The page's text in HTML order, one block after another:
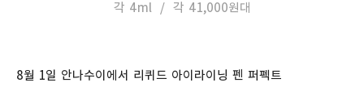
각 4ml / 각 41,000원대
8월 1일 안나수이에서 리퀴드 아이라이닝 펜 퍼펙트